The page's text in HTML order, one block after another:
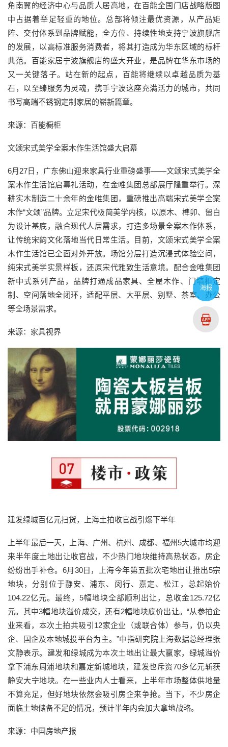
角南翼的经济中心与品质人居高地，在百能全国门店战略版图
中占据着举足轻重的地位。总部将倾注最优资源，从产品矩
阵、交付体系到品牌赋能，全方位、持续性地支持宁波旗舰店
的发展，以高标准服务消费者，将其打造成为华东区域的标杆
典范。百能家居宁波旗舰店的盛大开业，是品牌在华东市场的
又一关键落子。站在新的起点，百能将继续以卓越品质为基
石，以至臻服务为灵魂，携手宁波这座充满活力的城市，共同
书写高端不锈钢定制家居的崭新篇章。
来源：百能橱柜
文颂宋式美学全案木作生活馆盛大启幕
6月27日，广东佛山迎来家具行业重磅盛事——文颂宋式美学全
案木作生活馆启幕礼活动，在金唯集团总部展厅隆重举行。深
耕实木制造二十余年的金唯集团，重磅推出高端宋式美学全案
木作“文颂”品牌。立足宋代极简美学内核，以原木、榫卯、留白
为设计基底，融合现代人居需求，打造多场景全案木作体系，
让传统宋韵文化落地当代日常生活。目前，文颂宋式美学全案
木作生活馆已全面对外开放。场馆分层打造沉浸式体验空间，
纯宋式美学实景样板，还原宋代雅致生活意境。配合金唯集团
新中式系列产品，品牌打通成品家具、全屋木作、门墙柜定
制、空间落地全闭环，适配平层、大平层、别墅、茶室、办公
等全场景需求。
来源：家具视界
建发绿城百亿元扫货，上海土拍收官战引爆下半年
上半年最后一天，上海、广州、杭州、成都、福州5大城市均迎
来半年度土地出让收官战，不少热门地块维持高热状态，房企
纷纷出手补仓。6月30日，上海今年第五批次宅地出让推出5宗
地块，分别位于静安、浦东、闵行、嘉定、松江，总起始价
104.22亿元。最终，5幅地块全部顺利出让，总收金125.72亿
元。其中3幅地块溢价成交，还有2幅地块底价出让。“从参拍企
业来看，本次土拍共吸引12家企业（或联合体）参与，仍以央
企、国企及本地城投平台为主。”中指研究院上海数据总经理张
文静表示。建发和绿城成为本次土地出让最大赢家，绿城溢价
拿下浦东周浦地块和嘉定新城地块，建发也斥资70多亿元斩获
静安大宁地块。在一些业内人士看来，上半年市场整体供地量
不算充足，但好地块依然会吸引房企来争抢。当下，不少房企
面临土地储备不足的情况，预计半年内会加大拿地战略。
来源：中国房地产报
海报